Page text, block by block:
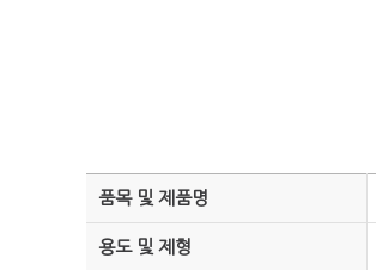
품목 및 제품명
용도 및 제형